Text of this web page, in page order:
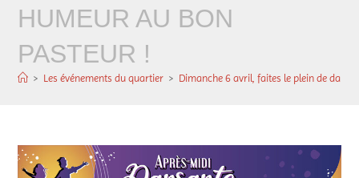
HUMEUR AU BON
PASTEUR !
> Les événements du quartier > Dimanche 6 avril, faites le plein de